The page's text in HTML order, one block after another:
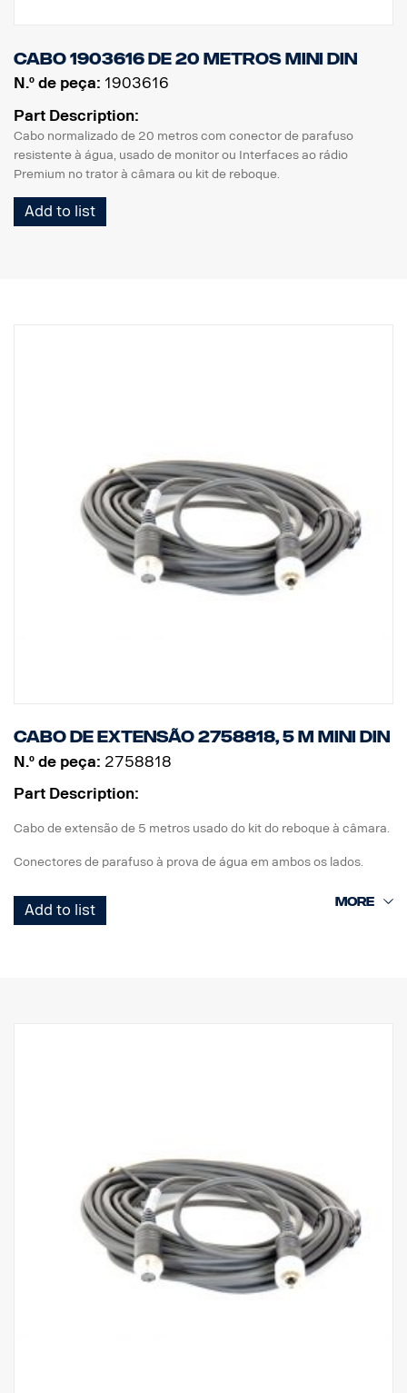
Cabo 1903616 de 20 metros MINI DIN
N.º de peça: 1903616
Part Description:
Cabo normalizado de 20 metros com conector de parafuso
resistente à água, usado de monitor ou Interfaces ao rádio
Premium no trator à câmara ou kit de reboque.
Add to list
Cabo de extensão 2758818, 5 m MINI DIN
N.º de peça: 2758818
Part Description:
Cabo de extensão de 5 metros usado do kit do reboque à câmara.
Conectores de parafuso à prova de água em ambos os lados.
Add to list